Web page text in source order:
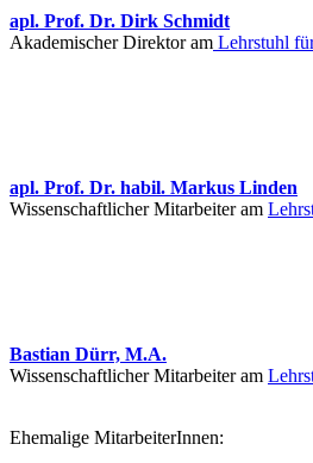
apl. Prof. Dr. Dirk Schmidt
Akademischer Direktor am Lehrstuhl
apl. Prof. Dr. habil. Markus Linden
Wissenschaftlicher Mitarbeiter am
Bastian Dürr, M.A.
Wissenschaftlicher Mitarbeiter am
Ehemalige MitarbeiterInnen: